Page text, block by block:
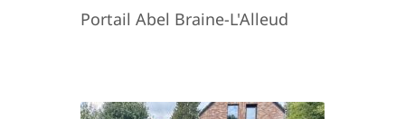
Portail Abel Braine-L'Alleud